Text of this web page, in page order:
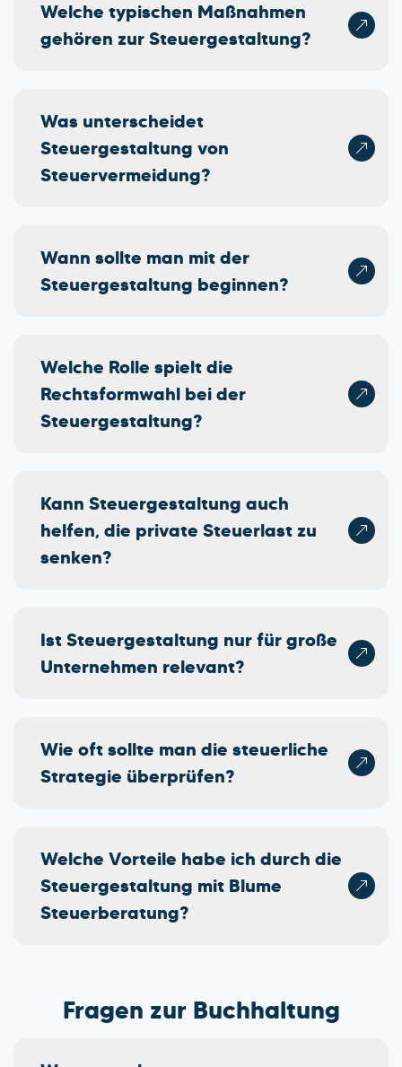
Welche typischen Maßnahmen
gehören zur Steuergestaltung?
Was unterscheidet
Steuergestaltung von
Steuervermeidung?
Wann sollte man mit der
Steuergestaltung beginnen?
Welche Rolle spielt die
Rechtsformwahl bei der
Steuergestaltung?
Kann Steuergestaltung auch
helfen, die private Steuerlast zu
senken?
Ist Steuergestaltung nur für große
Unternehmen relevant?
Wie oft sollte man die steuerliche
Strategie überprüfen?
Welche Vorteile habe ich durch die
Steuergestaltung mit Blume
Steuerberatung?
Fragen zur Buchhaltung